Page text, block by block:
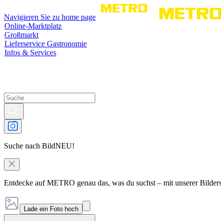
Navigieren Sie zu home page
Online-Marktplatz
Großmarkt
Lieferservice Gastronomie
Infos & Services
Suche nach BildNEU!
Entdecke auf METRO genau das, was du suchst – mit unserer
Lade ein Foto hoch